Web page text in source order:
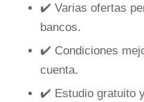
✔️ Varias ofertas
bancos.
✔️ Condiciones
cuenta.
✔️ Estudio gratuito